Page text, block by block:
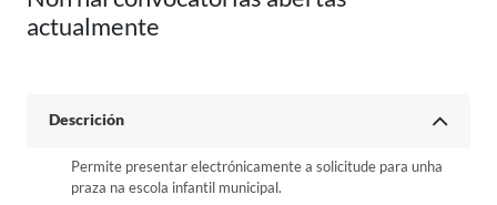
actualmente
Descrición
Permite presentar electrónicamente a solicitude para unha
praza na escola infantil municipal.